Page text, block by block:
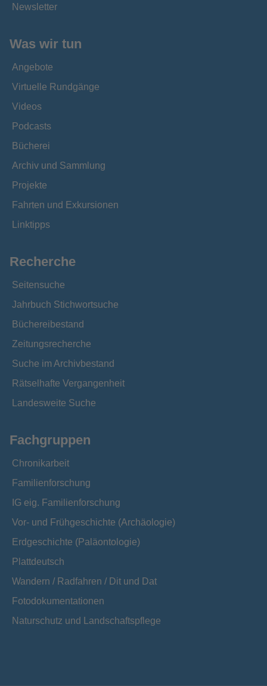
Newsletter
Was wir tun
Angebote
Virtuelle Rundgänge
Videos
Podcasts
Bücherei
Archiv und Sammlung
Projekte
Fahrten und Exkursionen
Linktipps
Recherche
Seitensuche
Jahrbuch Stichwortsuche
Büchereibestand
Zeitungsrecherche
Suche im Archivbestand
Rätselhafte Vergangenheit
Landesweite Suche
Fachgruppen
Chronikarbeit
Familienforschung
IG eig. Familienforschung
Vor- und Frühgeschichte (Archäologie)
Erdgeschichte (Paläontologie)
Plattdeutsch
Wandern / Radfahren / Dit und Dat
Fotodokumentationen
Naturschutz und Landschaftspflege